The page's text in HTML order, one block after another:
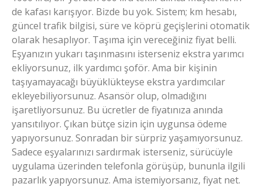
de kafası karışıyor. Bizde bu yok. Sistem; km hesabı,
güncel trafik bilgisi, süre ve köprü geçişlerini otomatik
olarak hesaplıyor. Taşıma için vereceğiniz fiyat belli.
Eşyanızın yukarı taşınmasını isterseniz ekstra yarımcı
ekliyorsunuz, ilk yardımcı şoför. Ama bir kişinin
taşıyamayacağı büyüklükteyse ekstra yardımcılar
ekleyebiliyorsunuz. Asansör olup, olmadığını
işaretliyorsunuz. Bu ücretler de fiyatınıza anında
yansıtılıyor. Çıkan bütçe sizin için uygunsa ödeme
yapıyorsunuz. Sonradan bir sürpriz yaşamıyorsunuz.
Sadece eşyalarınızı sardırmak isterseniz, sürücüyle
uygulama üzerinden telefonla görüşüp, bununla ilgili
pazarlık yapıyorsunuz. Ama istemiyorsanız, fiyat net.